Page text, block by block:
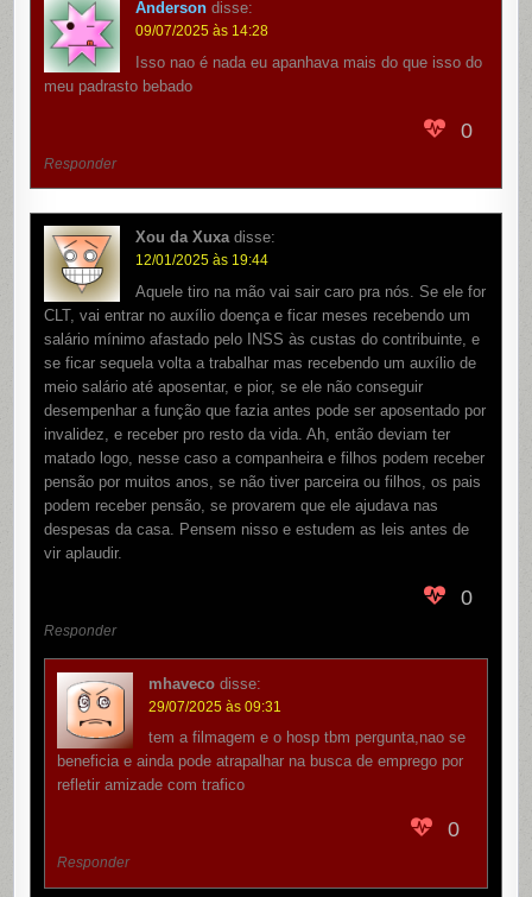
Anderson disse:
09/07/2025 às 14:28
Isso nao é nada eu apanhava mais do que isso do
meu padrasto bebado
0
Responder
Xou da Xuxa disse:
12/01/2025 às 19:44
Aquele tiro na mão vai sair caro pra nós. Se ele for
CLT, vai entrar no auxílio doença e ficar meses recebendo um
salário mínimo afastado pelo INSS às custas do contribuinte, e
se ficar sequela volta a trabalhar mas recebendo um auxílio de
meio salário até aposentar, e pior, se ele não conseguir
desempenhar a função que fazia antes pode ser aposentado por
invalidez, e receber pro resto da vida. Ah, então deviam ter
matado logo, nesse caso a companheira e filhos podem receber
pensão por muitos anos, se não tiver parceira ou filhos, os pais
podem receber pensão, se provarem que ele ajudava nas
despesas da casa. Pensem nisso e estudem as leis antes de
vir aplaudir.
0
Responder
mhaveco disse:
29/07/2025 às 09:31
tem a filmagem e o hosp tbm pergunta,nao se
beneficia e ainda pode atrapalhar na busca de emprego por
refletir amizade com trafico
0
Responder